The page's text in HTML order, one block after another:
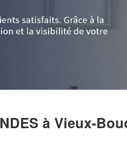
à Vieux-